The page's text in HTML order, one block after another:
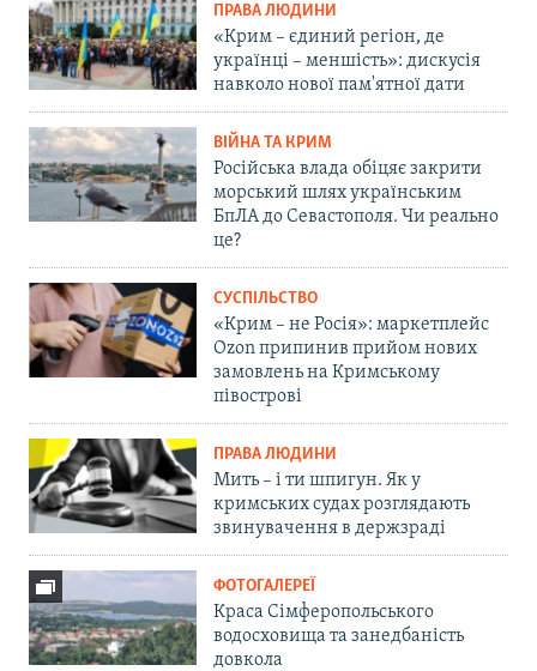
ПРАВА ЛЮДИНИ
«Крим – єдиний регіон, де
українці – меншість»: дискусія
навколо нової пам'ятної дати
ВІЙНА ТА КРИМ
Російська влада обіцяє закрити
морський шлях українським
БпЛА до Севастополя. Чи реально
це?
СУСПІЛЬСТВО
«Крим – не Росія»: маркетплейс
Ozon припинив прийом нових
замовлень на Кримському
півострові
ПРАВА ЛЮДИНИ
Мить – і ти шпигун. Як у
кримських судах розглядають
звинувачення в держзраді
ФОТОГАЛЕРЕЇ
Краса Сімферопольського
водосховища та занедбаність
довкола